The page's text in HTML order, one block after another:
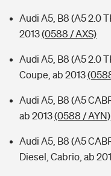
Audi A5, B8 (A5 2.0
2013(0588 / AXS)
Audi A5, B8 (A5 2.0
Coupe, ab 2013
Audi A5, B8 (A5
ab 2013(0588 / AYN)
Audi A5, B8 (A5
Diesel, Cabrio, ab